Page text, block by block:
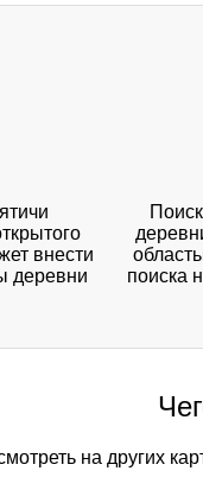
внести
деревни
поиска
на других